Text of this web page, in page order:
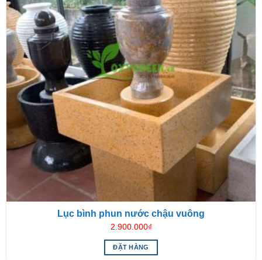
Lục bình phun nước chậu vuông
2.900.000₫
ĐẶT HÀNG